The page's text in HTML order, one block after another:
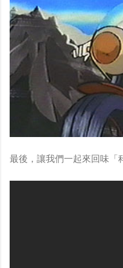
最後，讓我們一起來回味「